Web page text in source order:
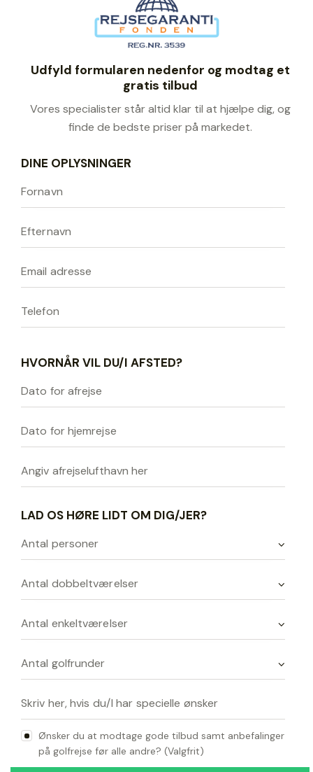
Udfyld formularen nedenfor og modtag et
gratis tilbud
Vores specialister står altid klar til at hjælpe dig, og
finde de bedste priser på markedet.
DINE OPLYSNINGER
HVORNÅR VIL DU/I AFSTED?
LAD OS HØRE LIDT OM DIG/JER?
Ønsker du at modtage gode tilbud samt anbefalinger
på golfrejse før alle andre? (Valgfrit)